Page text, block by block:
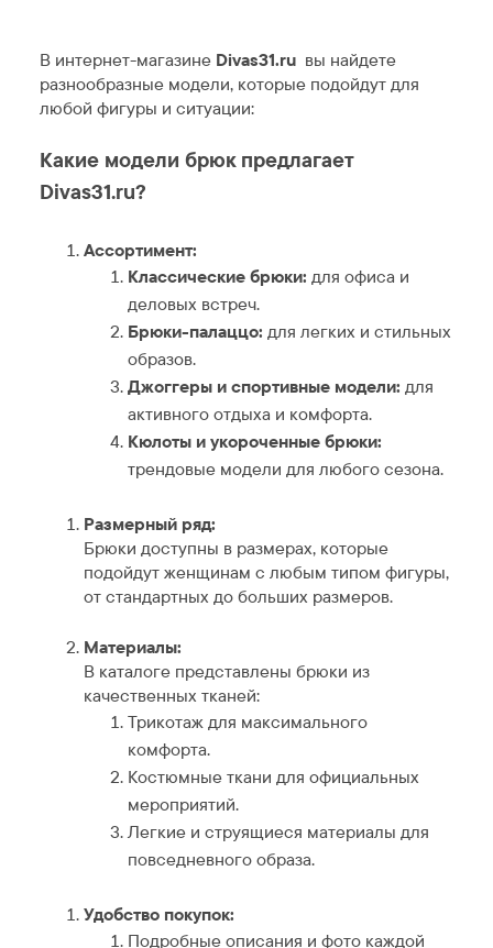
В интернет-магазине Divas31.ru вы найдете
разнообразные модели, которые подойдут для
любой фигуры и ситуации:
Какие модели брюк предлагает
Divas31.ru?
Ассортимент:
Классические брюки: для офиса и
деловых встреч.
Брюки-палаццо: для легких и стильных
образов.
Джоггеры и спортивные модели: для
активного отдыха и комфорта.
Кюлоты и укороченные брюки:
трендовые модели для любого сезона.
Размерный ряд:
Брюки доступны в размерах, которые
подойдут женщинам с любым типом фигуры,
от стандартных до больших размеров.
Материалы:
В каталоге представлены брюки из
качественных тканей:
Трикотаж для максимального
комфорта.
Костюмные ткани для официальных
мероприятий.
Легкие и струящиеся материалы для
повседневного образа.
Удобство покупок:
Подробные описания и фото каждой